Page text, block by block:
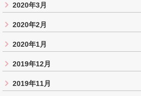
2020年3月
2020年2月
2020年1月
2019年12月
2019年11月